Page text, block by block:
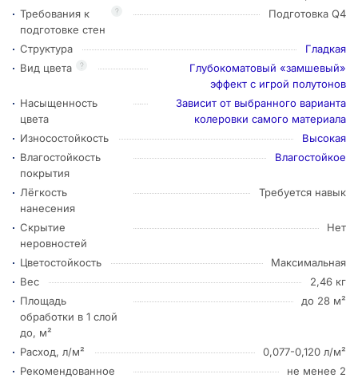
?
Требования к
подготовке стен
Подготовка Q4
Структура Гладкая
?
Вид цвета
Глубокоматовый «замшевый»
эффект с игрой полутонов
Насыщенность
цвета
Зависит от выбранного варианта
колеровки самого материала
Износостойкость
Высокая
Влагостойкость
покрытия
Влагостойкое
Лёгкость
нанесения
Требуется навык
Скрытие
неровностей
Нет
Цветостойкость
Максимальная
Вес
2,46 кг
Площадь
обработки в 1 слой
до, м²
до 28 м²
Расход, л/м²
0,077-0,120 л/м²
Рекомендованное
не менее 2